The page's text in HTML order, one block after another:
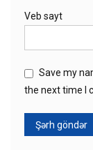
Veb sayt
Save my
the next time I